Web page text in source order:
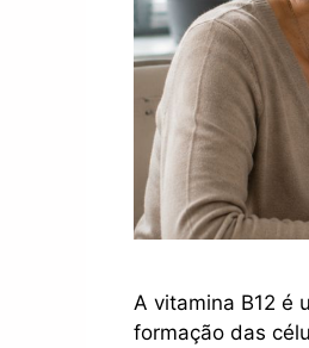
A vitamina B12 é
formação das